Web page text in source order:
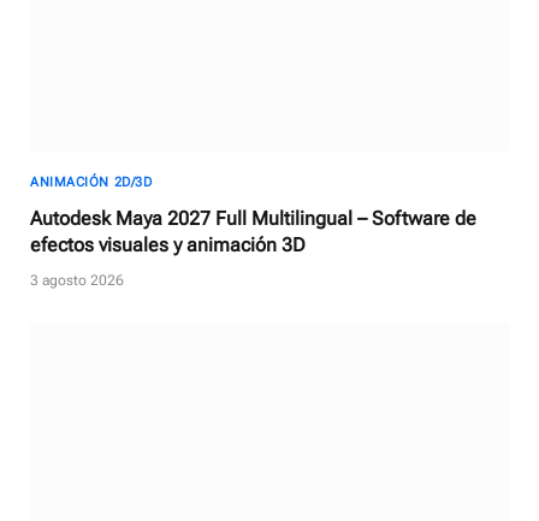
ANIMACIÓN 2D/3D
Autodesk Maya 2027 Full Multilingual – Software de
efectos visuales y animación 3D
3 agosto 2026